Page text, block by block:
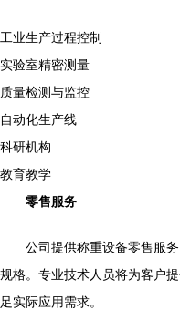
工业生产过程控制
实验室精密测量
质量检测与监控
自动化生产线
科研机构
教育教学
零售服务
公司提供称重设备零售服
规格。专业技术人员将为客户
足实际应用需求。